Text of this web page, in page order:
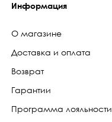
Информация
О магазине
Доставка и оплата
Возврат
Гарантии
Программа лояльности